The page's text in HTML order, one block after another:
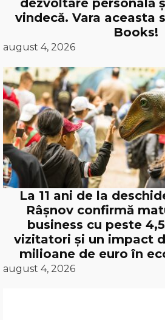
dezvoltare personală
vindecă. Vara aceasta
Books!
august 4, 2026
La 11 ani de la
Râșnov confirmă
business cu peste
vizitatori și un impact
milioane de euro în
august 4, 2026